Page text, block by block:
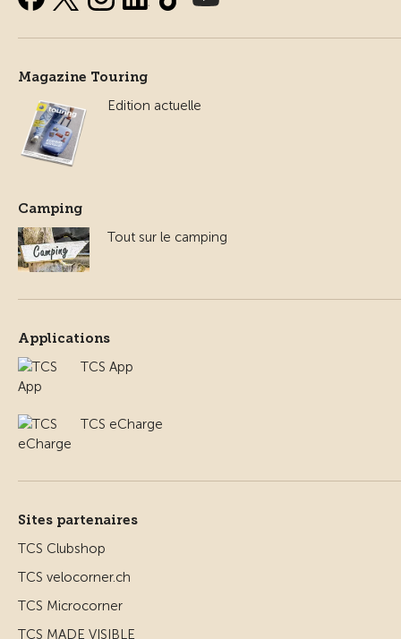
Magazine Touring
Edition actuelle
Camping
Tout sur le camping
Applications
TCS App
TCS eCharge
Sites partenaires
TCS Clubshop
TCS velocorner.ch
TCS Microcorner
TCS MADE VISIBLE